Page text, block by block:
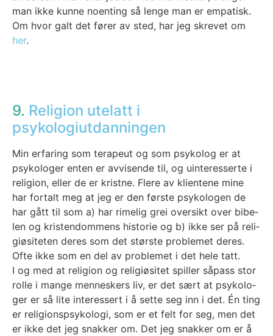
man ikke kun­ne noen­ting så len­ge man er empa­tisk.
Om hvor galt det fører av sted, har jeg skre­vet om
her.
9. Religion utelatt i
psykologiutdanningen
Min erfa­ring som tera­peut og som psy­ko­log er at
psy­ko­lo­ger enten er avvi­sen­de til, og uin­ter­es­ser­te i
reli­gion, eller de er krist­ne. Fle­re av kli­en­te­ne mine
har for­talt meg at jeg er den førs­te psy­ko­lo­gen de
har gått til som a) har rime­lig grei over­sikt over bibe­
len og kris­ten­dom­mens his­to­rie og b) ikke ser på reli­
giø­si­te­ten deres som det størs­te pro­ble­met deres.
Ofte ikke som en del av pro­ble­met i det hele tatt.
I og med at reli­gion og reli­giø­si­tet spil­ler såpass stor
rol­le i man­ge men­nes­kers liv, er det sært at psy­ko­lo­
ger er så lite inter­es­sert i å set­te seg inn i det. Én ting
er reli­gions­psy­ko­lo­gi, som er et felt for seg, men det
er ikke det jeg snak­ker om. Det jeg snak­ker om er å